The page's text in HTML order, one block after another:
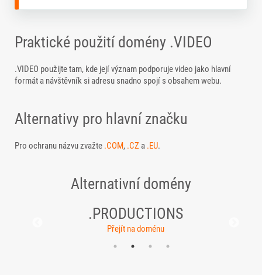
Praktické použití domény .VIDEO
.VIDEO použijte tam, kde její význam podporuje video jako hlavní
formát a návštěvník si adresu snadno spojí s obsahem webu.
Alternativy pro hlavní značku
Pro ochranu názvu zvažte .COM, .CZ a .EU.
Alternativní domény
.PRODUCTIONS
Přejít na doménu